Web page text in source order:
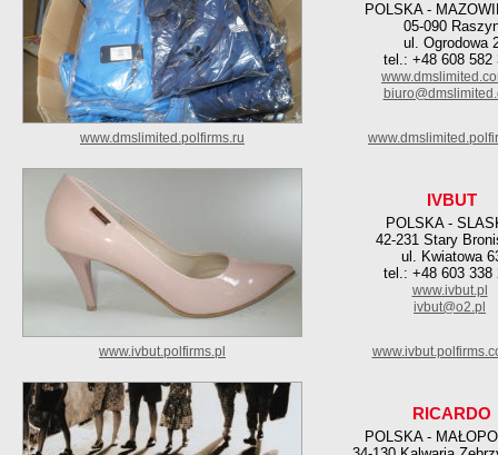
POLSKA -
05-090
ul. Ogrodowa
tel.: +48 608 582
www.dmslimited.polfirms.ru
IVBUT
POLSKA -
42-231 Stary
ul. Kwiatowa
tel.: +48 603 338
www.ivbut.pl
ivbut@o2.pl
www.ivbut.polfirms.pl
RICARDO
POLSKA -